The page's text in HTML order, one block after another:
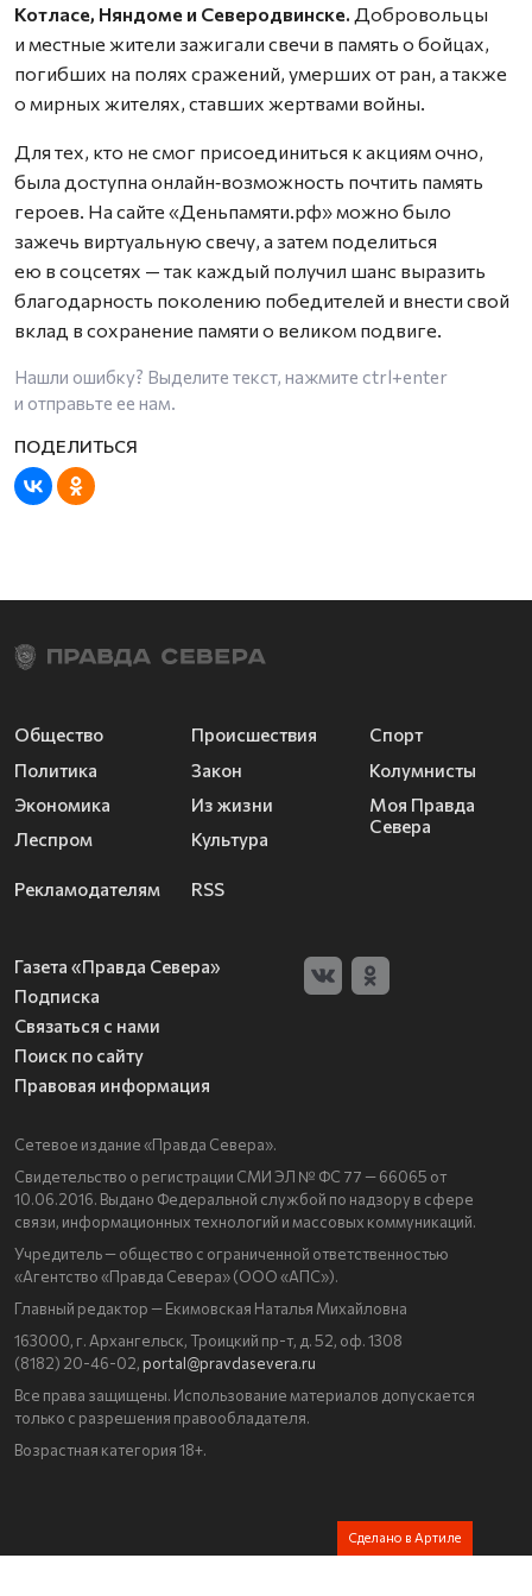
Котласе, Няндоме и Северодвинске. Добровольцы
и местные жители зажигали свечи в память о бойцах,
погибших на полях сражений, умерших от ран, а также
о мирных жителях, ставших жертвами войны.
Для тех, кто не смог присоединиться к акциям очно,
была доступна онлайн‑возможность почтить память
героев. На сайте «Деньпамяти.рф» можно было
зажечь виртуальную свечу, а затем поделиться
ею в соцсетях — так каждый получил шанс выразить
благодарность поколению победителей и внести свой
вклад в сохранение памяти о великом подвиге.
Нашли ошибку? Выделите текст, нажмите ctrl+enter
и отправьте ее нам.
Общество
Политика
Экономика
Леспром
Происшествия
Закон
Из жизни
Культура
Спорт
Колумнисты
Моя Правда
Севера
Рекламодателям RSS
Газета «Правда Севера»
Подписка
Связаться с нами
Поиск по сайту
Правовая информация
Сетевое издание «Правда Севера».
Свидетельство о регистрации СМИ ЭЛ № ФС 77 — 66065 от
10.06.2016. Выдано Федеральной службой по надзору в сфере
связи, информационных технологий и массовых коммуникаций.
Учредитель — общество с ограниченной ответственностью
«Агентство «Правда Севера» (ООО «АПС»).
Главный редактор — Екимовская Наталья Михайловна
163000, г. Архангельск, Троицкий пр-т, д. 52, оф. 1308
(8182) 20-46-02, portal@pravdasevera.ru
Все права защищены. Использование материалов допускается
только с разрешения правообладателя.
Возрастная категория 18+.
Сделано в Артиле